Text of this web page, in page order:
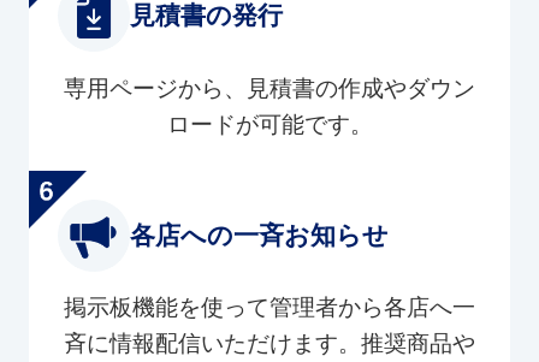
見積書の発行
専用ページから、見積書の作成やダウン
ロードが可能です。
各店への一斉お知らせ
掲示板機能を使って管理者から各店へ一
斉に情報配信いただけます。推奨商品や